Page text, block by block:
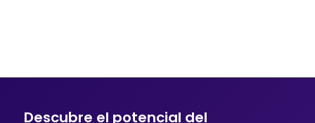
Descubre el potencial del